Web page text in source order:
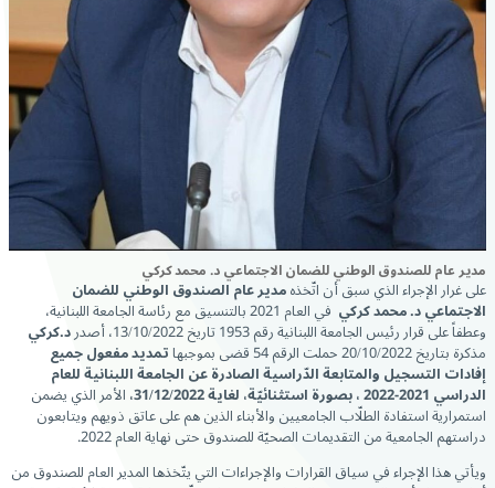
مدير عام للصندوق الوطني للضمان الاجتماعي د. محمد كركي
على غرار الإجراء الذي سبق أن اتّخذهمدير عام الصندوق الوطني للضمان
الاجتماعي د. محمد كركي في العام 2021 بالتنسيق مع رئاسة الجامعة اللبنانية،
وعطفاً على قرار رئيس الجامعة اللبنانية رقم 1953 تاريخ 13/10/2022، أصدر د.كركي
مذكرة بتاريخ 20/10/2022 حملت الرقم 54 قضى بموجبها تمديد مفعول جميع
إفادات التسجيل والمتابعة الدّراسية الصادرة عن الجامعة اللبنانية للعام
الدراسي 2021-2022 ، بصورة استثنائيّة، لغاية 31/12/2022، الأمر الذي يضمن
استمرارية استفادة الطلّاب الجامعيين والأبناء الذين هم على عاتق ذويهم ويتابعون
دراستهم الجامعية من التقديمات الصحيّة للصندوق حتى نهاية العام 2022.
ويأتي هذا الإجراء في سياق القرارات والإجراءات التي يتّخذها المدير العام للصندوق من